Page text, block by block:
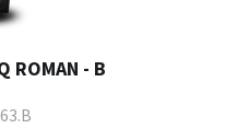
ROMAN - B